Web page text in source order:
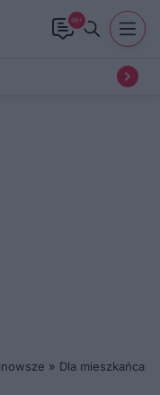
99+
» Dla mieszkańca